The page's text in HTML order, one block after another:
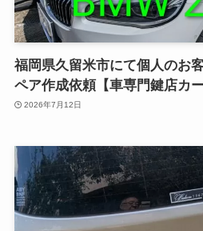
福岡県久留米市にて個人のお
ペア作成依頼【車専門鍵店カ
2026年7月12日